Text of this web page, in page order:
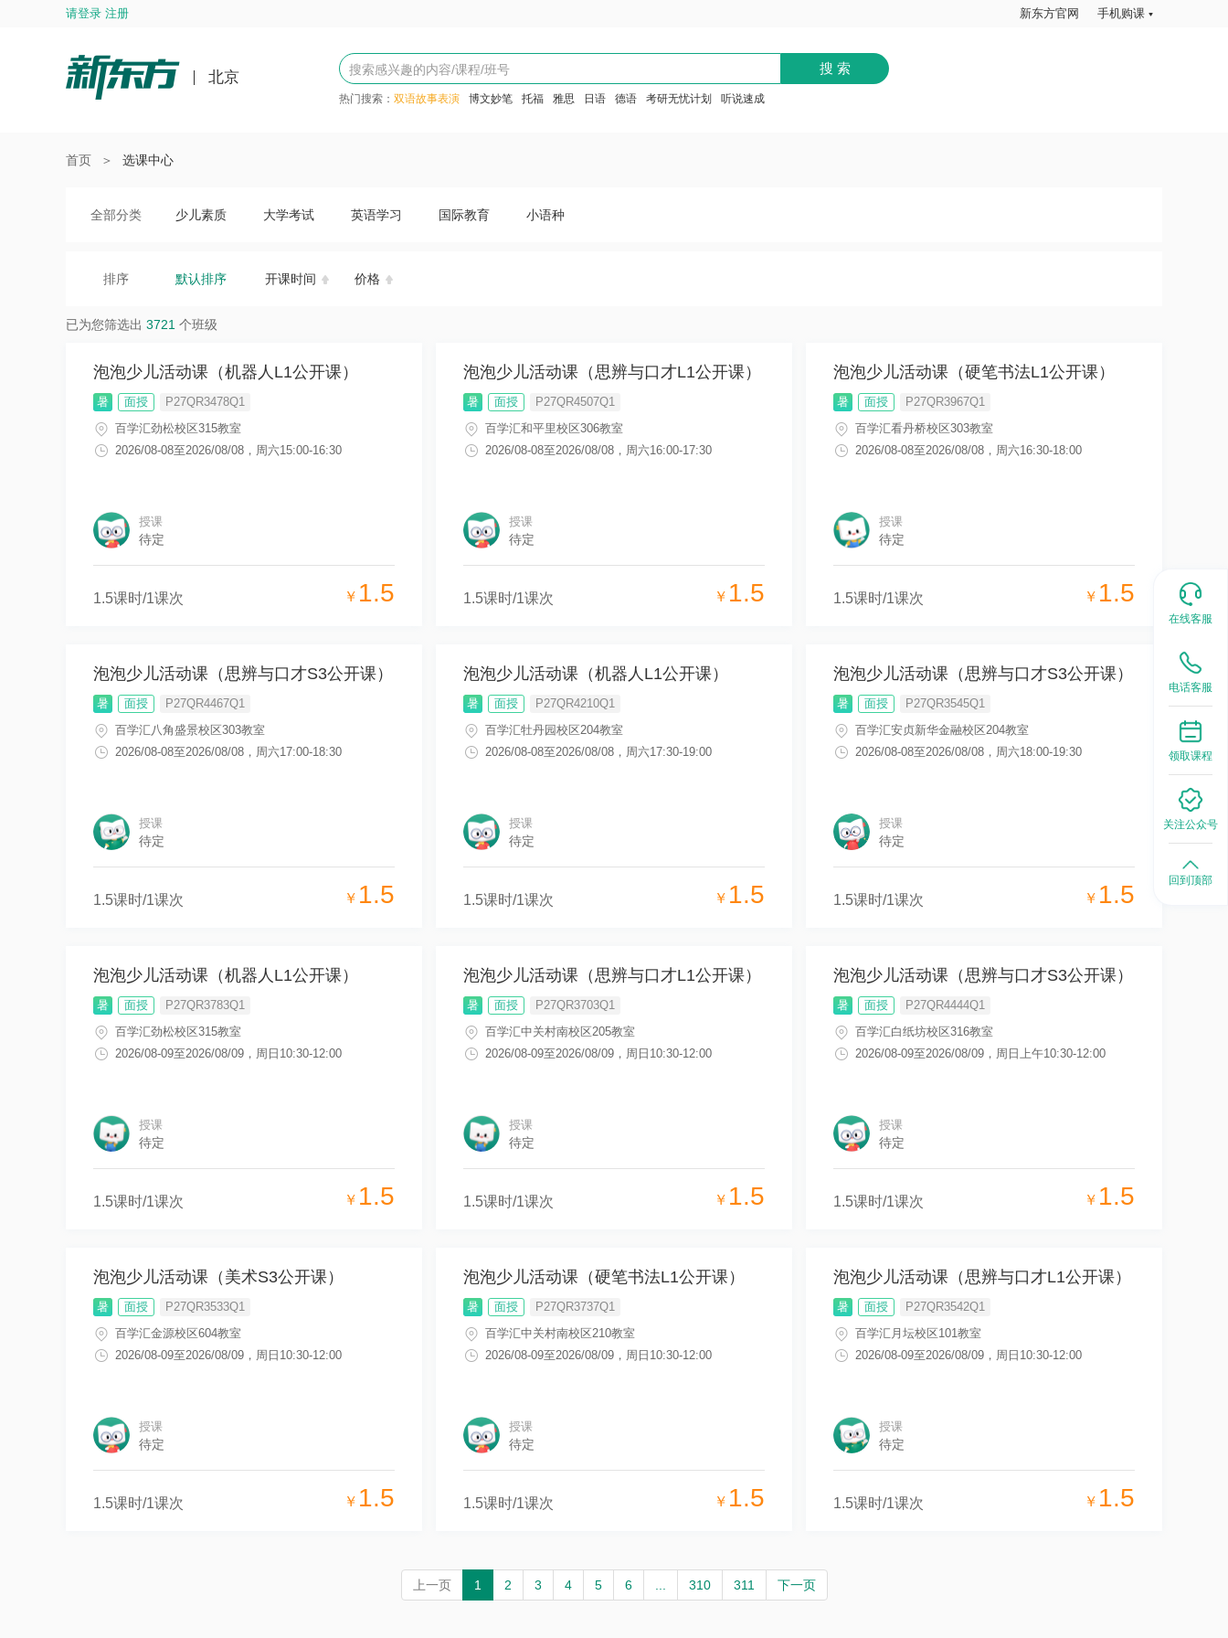
请登录 注册 新东方官网 手机购课
北京
热门搜索： 双语故事表演 博文妙笔 托福 雅思 日语 德语 考研无忧计划 听说速成
首页 ＞ 选课中心
全部分类 少儿素质 大学考试 英语学习 国际教育 小语种
排序 默认排序 开课时间 价格
已为您筛选出 3721 个班级
泡泡少儿活动课（机器人L1公开课）
暑 面授
P27QR3478Q1
百学汇劲松校区315教室
2026/08-08至2026/08/08 ， 周六15:00-16:30
授课
待定
1.5课时/1课次 ￥ 1.5
泡泡少儿活动课（思辨与口才L1公开课）
暑 面授
P27QR4507Q1
百学汇和平里校区306教室
2026/08-08至2026/08/08 ， 周六16:00-17:30
授课
待定
1.5课时/1课次 ￥ 1.5
泡泡少儿活动课（硬笔书法L1公开课）
暑 面授
P27QR3967Q1
百学汇看丹桥校区303教室
2026/08-08至2026/08/08 ， 周六16:30-18:00
授课
待定
1.5课时/1课次 ￥ 1.5
泡泡少儿活动课（思辨与口才S3公开课）
暑 面授
P27QR4467Q1
百学汇八角盛景校区303教室
2026/08-08至2026/08/08 ， 周六17:00-18:30
授课
待定
1.5课时/1课次 ￥ 1.5
泡泡少儿活动课（机器人L1公开课）
暑 面授
P27QR4210Q1
百学汇牡丹园校区204教室
2026/08-08至2026/08/08 ， 周六17:30-19:00
授课
待定
1.5课时/1课次 ￥ 1.5
泡泡少儿活动课（思辨与口才S3公开课）
暑 面授
P27QR3545Q1
百学汇安贞新华金融校区204教室
2026/08-08至2026/08/08 ， 周六18:00-19:30
授课
待定
1.5课时/1课次 ￥ 1.5
泡泡少儿活动课（机器人L1公开课）
暑 面授
P27QR3783Q1
百学汇劲松校区315教室
2026/08-09至2026/08/09 ， 周日10:30-12:00
授课
待定
1.5课时/1课次 ￥ 1.5
泡泡少儿活动课（思辨与口才L1公开课）
暑 面授
P27QR3703Q1
百学汇中关村南校区205教室
2026/08-09至2026/08/09 ， 周日10:30-12:00
授课
待定
1.5课时/1课次 ￥ 1.5
泡泡少儿活动课（思辨与口才S3公开课）
暑 面授
P27QR4444Q1
百学汇白纸坊校区316教室
2026/08-09至2026/08/09 ， 周日上午10:30-12:00
授课
待定
1.5课时/1课次 ￥ 1.5
泡泡少儿活动课（美术S3公开课）
暑 面授
P27QR3533Q1
百学汇金源校区604教室
2026/08-09至2026/08/09 ， 周日10:30-12:00
授课
待定
1.5课时/1课次 ￥ 1.5
泡泡少儿活动课（硬笔书法L1公开课）
暑 面授
P27QR3737Q1
百学汇中关村南校区210教室
2026/08-09至2026/08/09 ， 周日10:30-12:00
授课
待定
1.5课时/1课次 ￥ 1.5
泡泡少儿活动课（思辨与口才L1公开课）
暑 面授
P27QR3542Q1
百学汇月坛校区101教室
2026/08-09至2026/08/09 ， 周日10:30-12:00
授课
待定
1.5课时/1课次 ￥ 1.5
上一页 1 2 3 4 5 6 310 311 下一页
在线客服
电话客服
领取课程
关注公众号
回到顶部